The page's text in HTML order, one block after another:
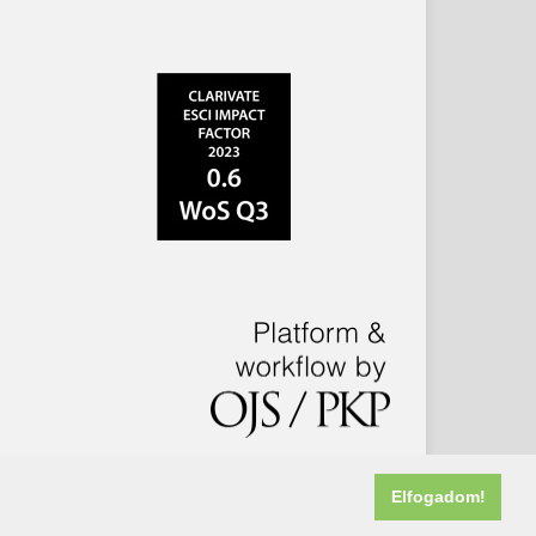
Elfogadom!